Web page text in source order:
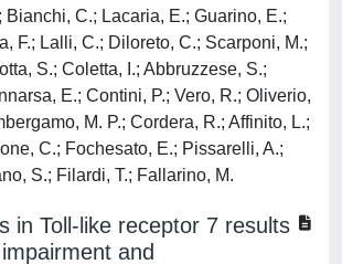
Bianchi, C.; Lacaria, E.; Guarino, E.;
F.; Lalli, C.; Diloreto, C.; Scarponi, M.;
S.; Coletta, I.; Abbruzzese, S.;
E.; Contini, P.; Vero, R.; Oliverio,
M. P.; Cordera, R.; Affinito, L.;
C.; Fochesato, E.; Pissarelli, A.;
S.; Filardi, T.; Fallarino, M.
in Toll-like receptor 7 results
and